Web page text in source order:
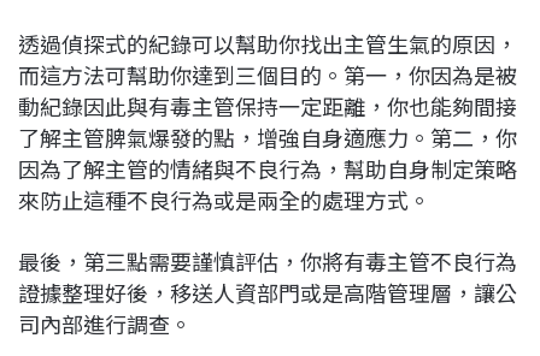
透過偵探式的紀錄可以幫助你找出主管生氣的原因，
而這方法可幫助你達到三個目的。第一，你因為是被
動紀錄因此與有毒主管保持一定距離，你也能夠間接
了解主管脾氣爆發的點，增強自身適應力。第二，你
因為了解主管的情緒與不良行為，幫助自身制定策略
來防止這種不良行為或是兩全的處理方式。
最後，第三點需要謹慎評估，你將有毒主管不良行為
證據整理好後，移送人資部門或是高階管理層，讓公
司內部進行調查。